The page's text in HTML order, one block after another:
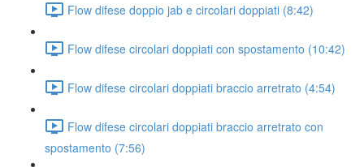
Flow difese doppio jab e circolari doppiati (8:42)
Flow difese circolari doppiati con spostamento (10:42)
Flow difese circolari doppiati braccio arretrato (4:54)
Flow difese circolari doppiati braccio arretrato con
spostamento (7:56)